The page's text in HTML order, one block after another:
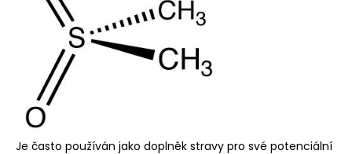
Je často používán jako doplněk stravy pro své potenciální
a